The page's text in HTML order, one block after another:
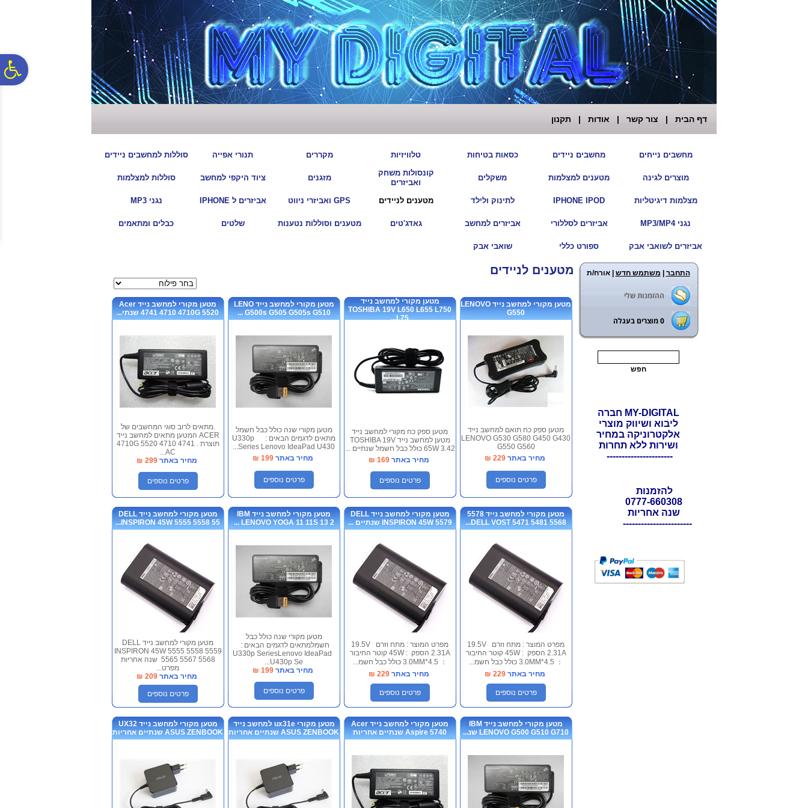
נגישות
אתר
המרכזי
דף הבית | צור קשר | אודות | תקנון
מחשבים נייחים מחשבים ניידים כסאות בטיחות טלוויזיות מקררים תנורי אפייה סוללות למחשבים ניידים
מוצרים לגינה מטענים למצלמות משקלים
קונסולות משחק
ואביזרים
מזגנים ציוד היקפי למחשב סוללות למצלמות
מצלמות דיגיטליות IPHONE IPOD לתינוק ולילד מטענים לניידים GPS ואביזרי ניווט אביזרים ל IPHONE נגני MP3
נגני MP3/MP4 אביזרים לסללורי אביזרים למחשב גאדג'טים מטענים וסוללות נטענות שלטים כבלים ומתאמים
אביזרים לשואבי אבק ספורט כללי שואבי אבק
מטענים לניידים
מטען מקורי למחשב נייד LENOVO
G550
מטען ספק כח תואם למחשב נייד
LENOVO G530 G580 G450 G430
G550 G560
מחיר באתר 229
₪
פרטים נוספים
מטען מקורי למחשב נייד
TOSHIBA 19V L650 L655 L750
L75...
מטען ספק כח מקורי למחשב נייד
מטען למחשב נייד TOSHIBA 19V
65W 3.42 כולל כבל חשמל שנתיים ...
מחיר באתר 169
₪
פרטים נוספים
מטען מקורי למחשב נייד LENO
G500s G505 G505s G510 ...
מטען מקורי שנה כולל כבל חשמל
מתאים לדגמים הבאים : U330p
Series Lenovo IdeaPad U430...
מחיר באתר 199
₪
פרטים נוספים
מטען מקורי למחשב נייד Acer
4741 4710 4710G 5520 שנתי...
.מתאים לרוב סוגי המחשבים של
ACER המטען מתאים למחשב נייד
תוצרת . 4741 4710 4710G 5520
AC...
מחיר באתר 299
₪
פרטים נוספים
מטען מקורי למחשב נייד 5578
5568 5481 5471 DELL VOST...
מפרט המוצר : מתח וזרם 19.5V
2.31A הספק : 45W קוטר החיבור
： 4.5*3.0MM כולל כבל חשמ...
מחיר באתר 229
₪
פרטים נוספים
מטען מקורי למחשב נייד DELL
INSPIRON 45W 5579 שנתיים ...
מפרט המוצר : מתח וזרם 19.5V
2.31A הספק : 45W קוטר החיבור
： 4.5*3.0MM כולל כבל חשמ...
מחיר באתר 229
₪
פרטים נוספים
מטען מקורי למחשב נייד IBM
LENOVO YOGA 11 11S 13 2 ...
מטען מקורי שנה כולל כבל
חשמלמתאים לדגמים הבאים :
U330p SeriesLenovo IdeaPad
U430p Se...
מחיר באתר 199
₪
פרטים נוספים
מטען מקורי למחשב נייד DELL
INSPIRON 45W 5555 5558 55...
מטען מקורי למחשב נייד DELL
INSPIRON 45W 5555 5558 5559
5565 5567 5568 שנה אחריות
מפרט...
מחיר באתר 209
₪
פרטים נוספים
מטען מקורי למחשב נייד IBM
LENOVO G500 G510 G710 שנ...
מטען מקורי למחשב נייד Acer
Aspire 5740 שנתיים אחריות
מטען מקורי ux31e למחשב נייד
ASUS ZENBOOK שנתיים אחריות
מטען מקורי למחשב נייד UX32
ASUS ZENBOOK שנתיים אחריות
התחבר משתמש חדש | אורח/ת
ההזמנות שלי
0מוצרים בעגלה
MY-DIGITAL חברה
ליבוא ושיווק מוצרי
אלקטרוניקה במחיר
ושירות ללא תחרות
----------------------
להזמנות
שנה אחריות
-----------------------